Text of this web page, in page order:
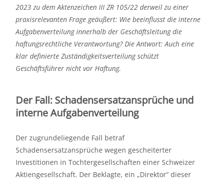
2023 zu dem Aktenzeichen III ZR 105/22 derweil zu einer
praxisrelevanten Frage geäußert: Wie beeinflusst die interne
Aufgabenverteilung innerhalb der Geschäftsleitung die
haftungsrechtliche Verantwortung? Die Antwort: Auch eine
klar definierte Zuständigkeitsverteilung schützt
Geschäftsführer nicht vor Haftung.
Der Fall: Schadensersatzansprüche und
interne Aufgabenverteilung
Der zugrundeliegende Fall betraf
Schadensersatzansprüche wegen gescheiterter
Investitionen in Tochtergesellschaften einer Schweizer
Aktiengesellschaft. Der Beklagte, ein „Direktor“ dieser